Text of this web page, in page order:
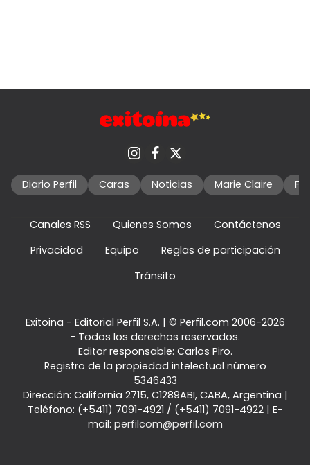
Diario Perfil Caras Noticias Marie Claire
Canales RSS Quienes Somos
Contáctenos
Privacidad
Equipo
Reglas de participación
Tránsito
Exitoina - Editorial Perfil S.A. | © Perfil.com 2006-2026
- Todos los derechos reservados.
Editor responsable: Carlos Piro.
Registro de la propiedad intelectual número
5346433
Dirección: California 2715, C1289ABI, CABA, Argentina |
Teléfono: (+5411) 7091-4921 / (+5411) 7091-4922| E-
mail: perfilcom@perfil.com